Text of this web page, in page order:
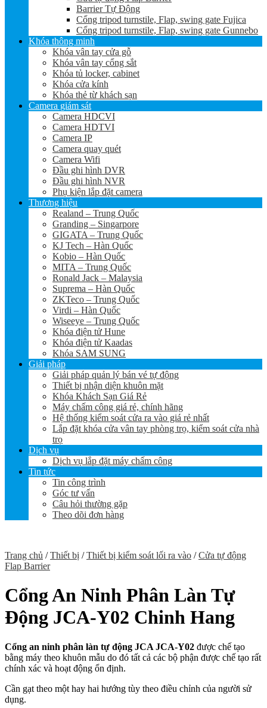
Barrier Tự Động
Cổng tripod turnstile, Flap, swing gate Fujica
Cổng tripod turnstile, Flap, swing gate Gunnebo
Khóa thông minh
Khóa vân tay cửa gỗ
Khóa vân tay cổng sắt
Khóa tủ locker, cabinet
Khóa cửa kính
Khóa thẻ từ khách sạn
Camera giám sát
Camera HDCVI
Camera HDTVI
Camera IP
Camera quay quét
Camera Wifi
Đầu ghi hình DVR
Đầu ghi hình NVR
Phụ kiện lắp đặt camera
Thương hiệu
Realand – Trung Quốc
Granding – Singarpore
GIGATA – Trung Quốc
KJ Tech – Hàn Quốc
Kobio – Hàn Quốc
MITA – Trung Quốc
Ronald Jack – Malaysia
Suprema – Hàn Quốc
ZKTeco – Trung Quốc
Virdi – Hàn Quốc
Wiseeye – Trung Quốc
Khóa điện tử Hune
Khóa điện tử Kaadas
Khóa SAM SUNG
Giải pháp
Giải pháp quản lý bán vé tự động
Thiết bị nhận diện khuôn mặt
Khóa Khách Sạn Giá Rẻ
Máy chấm công giá rẻ, chính hãng
Hệ thống kiểm soát cửa ra vào giá rẻ nhất
Lắp đặt khóa cửa vân tay phòng trọ, kiểm soát cửa nhà
trọ
Dịch vụ
Dịch vụ lắp đặt máy chấm công
Tin tức
Tin công trình
Góc tư vấn
Câu hỏi thường gặp
Theo dõi đơn hàng
Trang chủ / Thiết bị / Thiết bị kiểm soát lối ra vào / Cửa tự động
Flap Barrier
Cổng An Ninh Phân Làn Tự
Động JCA-Y02 Chinh Hang
Cổng an ninh phân làn tự động JCA JCA-Y02 được chế tạo
bằng máy theo khuôn mẫu do đó tất cả các bộ phận được chế tạo rất
chính xác và hoạt động ổn định.
Cần gạt theo một hay hai hướng tùy theo điều chỉnh của người sử
dụng.